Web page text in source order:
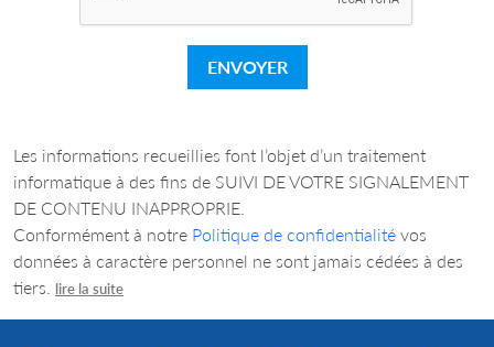
ENVOYER
Les informations recueillies font l’objet d’un traitement
informatique à des fins de SUIVI DE VOTRE SIGNALEMENT
DE CONTENU INAPPROPRIE.
Conformément à notre Politique de confidentialité vos
données à caractère personnel ne sont jamais cédées à des
tiers.
lire la suite